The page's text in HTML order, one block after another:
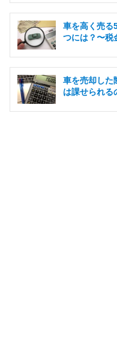
車を高く売る
つには？〜税
車を売却した
は課せられる